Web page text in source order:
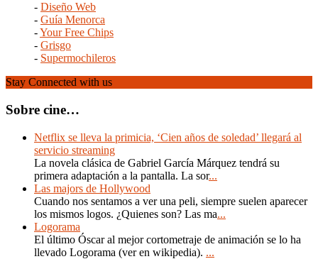
- Diseño Web
- Guía Menorca
-Your Free Chips
- Grisgo
- Supermochileros
Stay Connected with us
Sobre cine…
Netflix se lleva la primicia, ‘Cien años de soledad’ llegará al
servicio streaming
La novela clásica de Gabriel García Márquez tendrá su
primera adaptación a la pantalla. La sor...
Las majors de Hollywood
Cuando nos sentamos a ver una peli, siempre suelen aparecer
los mismos logos. ¿Quienes son? Las ma...
Logorama
El último Óscar al mejor cortometraje de animación se lo ha
llevado Logorama (ver en wikipedia). ...